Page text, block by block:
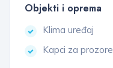
Objekti i oprema
Klima uređaj
Kapci za prozore